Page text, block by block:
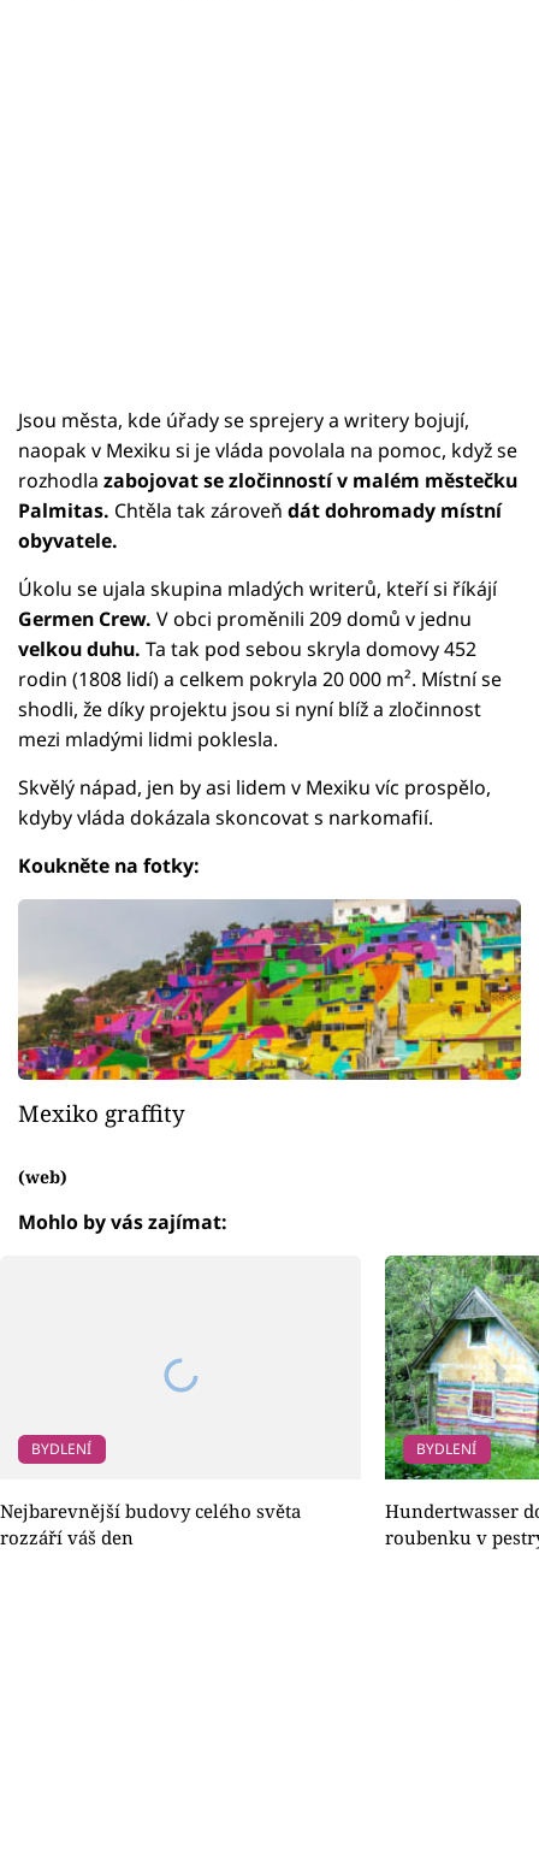
Jsou města, kde úřady se sprejery a writery bojují,
naopak v Mexiku si je vláda povolala na pomoc, když se
rozhodla zabojovat se zločinností v malém městečku
Palmitas. Chtěla tak zároveň dát dohromady místní
obyvatele.
Úkolu se ujala skupina mladých writerů, kteří si říkájí
Germen Crew. V obci proměnili 209 domů v jednu
velkou duhu. Ta tak pod sebou skryla domovy 452
rodin (1808 lidí) a celkem pokryla 20 000 m². Místní se
shodli, že díky projektu jsou si nyní blíž a zločinnost
mezi mladými lidmi poklesla.
Skvělý nápad, jen by asi lidem v Mexiku víc prospělo,
kdyby vláda dokázala skoncovat s narkomafií.
Koukněte na fotky:
Mexiko graffity
(web)
Mohlo by vás zajímat:
BYDLENÍ
Nejbarevnější budovy celého světa
rozzáří váš den
BYDLENÍ
Hundertwasser
roubenku v